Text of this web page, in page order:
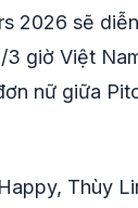
2026 sẽ
3 giờ Việt
nữ giữa
Thùy